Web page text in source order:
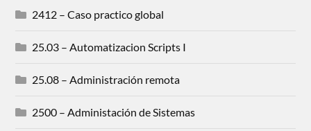
2412 – Caso practico global
25.03 – Automatizacion Scripts I
25.08 – Administración remota
2500 – Administación de Sistemas